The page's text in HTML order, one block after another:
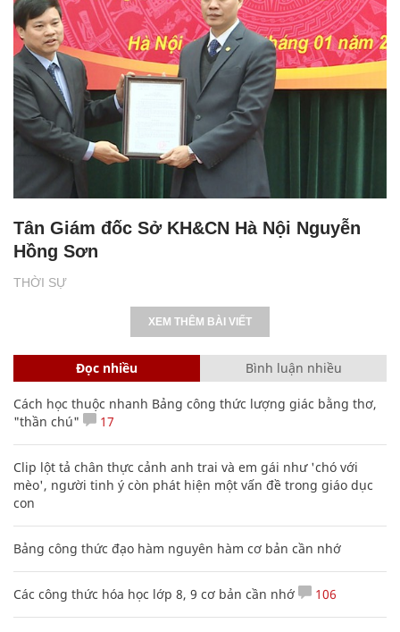
THỜI SỰ
Tân Giám đốc Sở KH&CN Hà Nội Nguyễn
Hồng Sơn
XEM THÊM BÀI VIẾT
Đọc nhiều Bình luận nhiều
Cách học thuộc nhanh Bảng công thức lượng giác bằng thơ,
"thần chú"
17
Clip lột tả chân thực cảnh anh trai và em gái như 'chó với
mèo', người tinh ý còn phát hiện một vấn đề trong giáo dục
con
Bảng công thức đạo hàm nguyên hàm cơ bản cần nhớ
Các công thức hóa học lớp 8, 9 cơ bản cần nhớ 106